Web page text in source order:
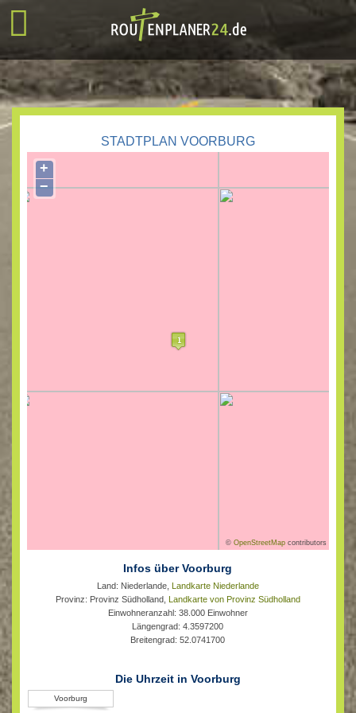
STADTPLAN VOORBURG
+
−
©OpenStreetMap contributors
Infos über Voorburg
Land: Niederlande, Landkarte Niederlande
Provinz: Provinz Südholland, Landkarte von Provinz Südholland
Einwohneranzahl: 38.000 Einwohner
Längengrad: 4.3597200
Breitengrad: 52.0741700
Die Uhrzeit in Voorburg
Voorburg